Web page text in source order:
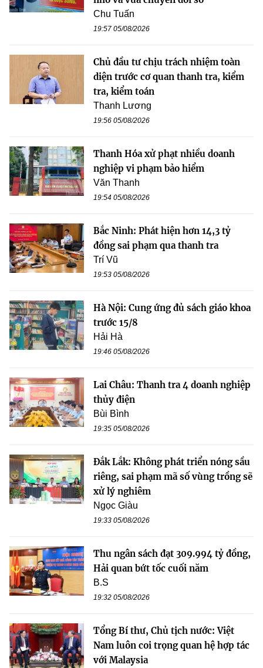
Chu Tuấn
19:57 05/08/2026
Chủ đầu tư chịu trách nhiệm toàn
diện trước cơ quan thanh tra, kiểm
tra, kiểm toán
Thanh Lương
19:56 05/08/2026
Thanh Hóa xử phạt nhiều doanh
nghiệp vi phạm bảo hiểm
Văn Thanh
19:54 05/08/2026
Bắc Ninh: Phát hiện hơn 14,3 tỷ
đồng sai phạm qua thanh tra
Trí Vũ
19:53 05/08/2026
Hà Nội: Cung ứng đủ sách giáo khoa
trước 15/8
Hải Hà
19:46 05/08/2026
Lai Châu: Thanh tra 4 doanh nghiệp
thủy điện
Bùi Bình
19:35 05/08/2026
Đắk Lắk: Không phát triển nóng sầu
riêng, sai phạm mã số vùng trồng sẽ
xử lý nghiêm
Ngọc Giàu
19:33 05/08/2026
Thu ngân sách đạt 309.994 tỷ đồng,
Hải quan bứt tốc cuối năm
B.S
19:32 05/08/2026
Tổng Bí thư, Chủ tịch nước: Việt
Nam luôn coi trọng quan hệ hợp tác
với Malaysia